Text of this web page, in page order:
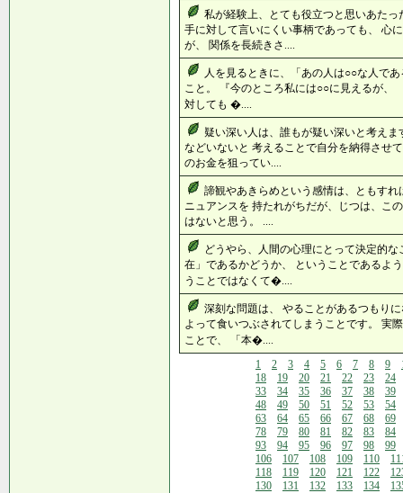
私が経験上、とても役立つと思いあた
手に対して言いにくい事柄であっても、 心
が、 関係を長続きさ....
人を見るときに、「あの人は○○な人で
こと。 『今のところ私には○○に見えるが
対しても �....
疑い深い人は、誰もが疑い深いと考え
などいないと 考えることで自分を納得させ
のお金を狙ってい....
諦観やあきらめという感情は、ともす
ニュアンスを 持たれがちだが、じつは、こ
はないと思う。 ....
どうやら、人間の心理にとって決定的
在」であるかどうか、 ということであるよ
うことではなくて�....
深刻な問題は、 やることがあるつもり
よって食いつぶされてしまうことです。 実
ことで、 「本�....
1 2 3 4 5 6 7 8 9
18
19 20 21 22 23
24
33
34 35 36 37 38
39
48
49 50 51 52 53
54
63
64 65 66 67 68
69
78
79 80 81 82 83
84
93
94 95 96 97 98
99
106
107 108 109 110
118
119 120 121 122
130
131 132 133 134